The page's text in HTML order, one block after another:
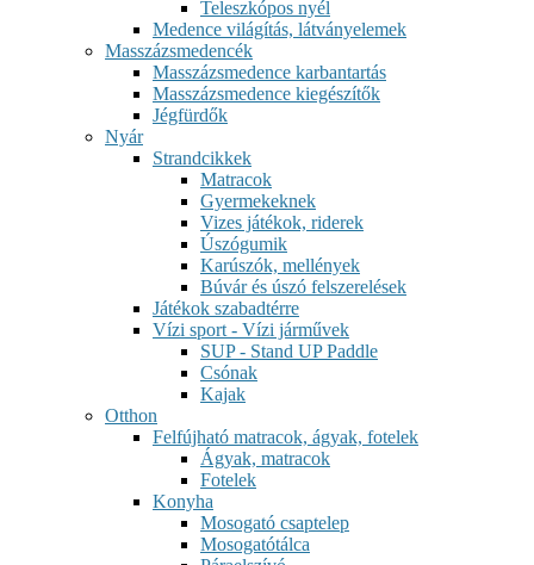
Teleszkópos nyél
Medence világítás, látványelemek
Masszázsmedencék
Masszázsmedence karbantartás
Masszázsmedence kiegészítők
Jégfürdők
Nyár
Strandcikkek
Matracok
Gyermekeknek
Vizes játékok, riderek
Úszógumik
Karúszók, mellények
Búvár és úszó felszerelések
Játékok szabadtérre
Vízi sport - Vízi járművek
SUP - Stand UP Paddle
Csónak
Kajak
Otthon
Felfújható matracok, ágyak, fotelek
Ágyak, matracok
Fotelek
Konyha
Mosogató csaptelep
Mosogatótálca